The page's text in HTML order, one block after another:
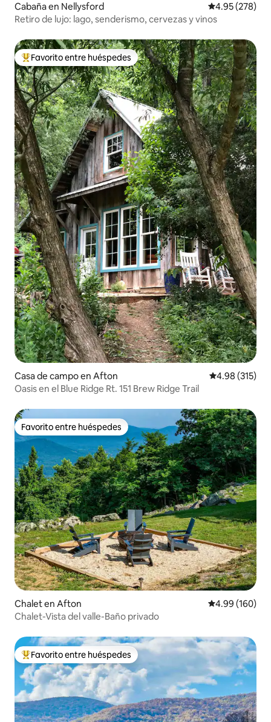
Cabaña en Nellysford Calificación
4.95 (278)
Retiro de lujo: lago, senderismo, cervezas y vinos
De los mejores en Favorito entre huéspedes
Favorito entre huéspedes
Casa de campo en Afton Calificación
4.98 (315)
Oasis en el Blue Ridge Rt. 151 Brew Ridge Trail
Favorito entre huéspedes
Favorito entre huéspedes
Chalet en Afton Calificación
4.99 (160)
Chalet-Vista del valle-Baño privado
De los mejores en Favorito entre huéspedes
Favorito entre huéspedes